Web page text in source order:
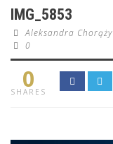
IMG_5853
Aleksandra Chorąży
0
0
SHARES